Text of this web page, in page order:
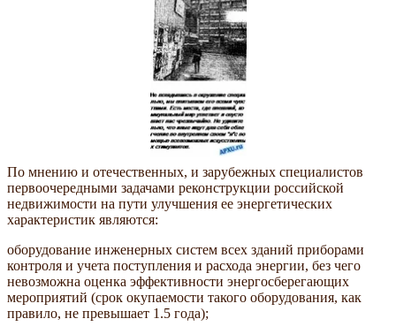
По мнению и отечественных, и зарубежных специалистов
первоочередными задачами реконструкции российской
недвижимости на пути улучшения ее энергетических
характеристик являются:
оборудование инженерных систем всех зданий приборами
контроля и учета поступления и расхода энергии, без чего
невозможна оценка эффективности энергосберегающих
мероприятий (срок окупаемости такого оборудования, как
правило, не превышает 1.5 года);